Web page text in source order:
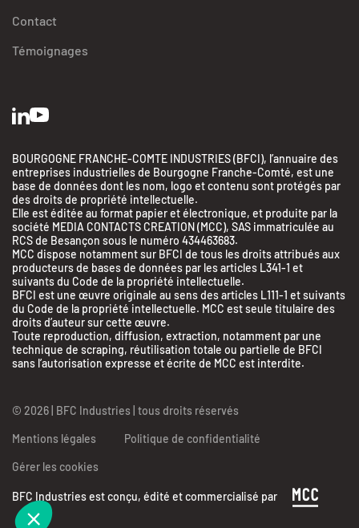
Contact
Témoignages
BOURGOGNE FRANCHE-COMTE INDUSTRIES (BFCI), l’annuaire des
entreprises industrielles de Bourgogne Franche-Comté, est une
base de données dont les nom, logo et contenu sont protégés par
des droits de propriété intellectuelle.
Elle est éditée au format papier et électronique, et produite par la
société MEDIA CONTACTS CREATION (MCC), SAS immatriculée au
RCS de Besançon sous le numéro 434463683.
MCC dispose notamment sur BFCI de tous les droits attribués aux
producteurs de bases de données par les articles L341-1 et
suivants du Code de la propriété intellectuelle.
BFCI est une œuvre originale au sens des articles L111-1 et suivants
du Code de la propriété intellectuelle. MCC est seule titulaire des
droits d’auteur sur cette œuvre.
Toute reproduction, diffusion, extraction, notamment par une
technique de scraping, réutilisation totale ou partielle de BFCI
sans l’autorisation expresse et écrite de MCC est interdite.
© 2026 | BFC Industries | tous droits réservés
Mentions légales Politique de confidentialité
Gérer les cookies
BFC Industries est conçu, édité et commercialisé par
BFC Industries
Utilise des Cookies
On a attendu d'être sûrs que le contenu de ce site vous intéresse avant de
visite...
Consentements certifiés par